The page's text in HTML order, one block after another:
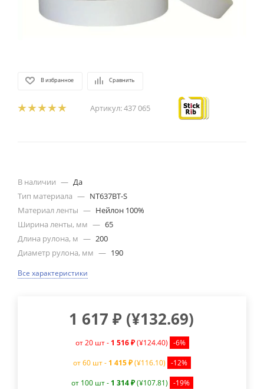
В избранное Сравнить
Артикул:437 065
В наличии — Да
Тип материала — NT637BT-S
Материал ленты — Нейлон 100%
Ширина ленты, мм — 65
Длина рулона, м — 200
Диаметр рулона, мм — 190
Все характеристики
1 617 ₽ (¥132.69)
от 20 шт - 1 516 ₽ (¥124.40) -6%
от 60 шт - 1 415 ₽(¥116.10) -12%
от 100 шт - 1 314 ₽ (¥107.81) -19%